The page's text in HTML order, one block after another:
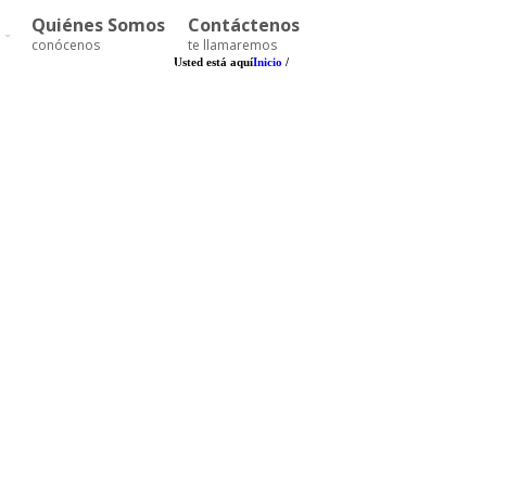
Quiénes Somos
conócenos
Contáctenos
te llamaremos
Usted está aquíInicio /